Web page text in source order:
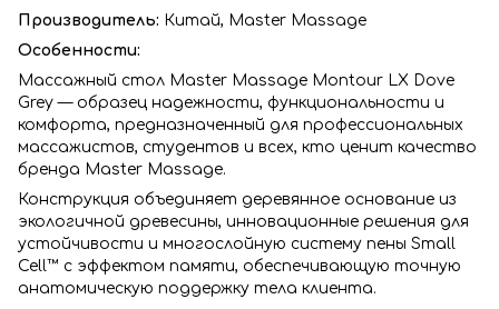
Производитель: Китай, Master Massage
Особенности:
Массажный стол Master Massage Montour LX Dove
Grey — образец надежности, функциональности и
комфорта, предназначенный для профессиональных
массажистов, студентов и всех, кто ценит качество
бренда Master Massage.
Конструкция объединяет деревянное основание из
экологичной древесины, инновационные решения для
устойчивости и многослойную систему пены Small
Cell™ с эффектом памяти, обеспечивающую точную
анатомическую поддержку тела клиента.